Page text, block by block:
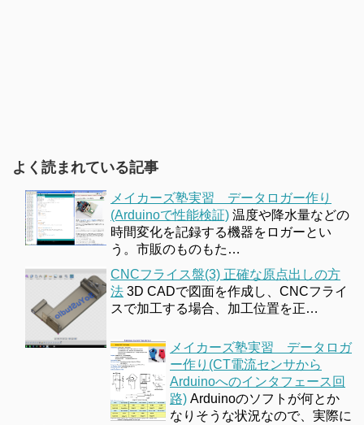
よく読まれている記事
メイカーズ塾実習 データロガー作り
(Arduinoで性能検証) 温度や降水量などの
時間変化を記録する機器をロガーとい
う。市販のものもた…
CNCフライス盤(3) 正確な原点出しの方
法 3D CADで図面を作成し、CNCフライ
スで加工する場合、加工位置を正…
メイカーズ塾実習 データロガ
ー作り(CT電流センサから
Arduinoへのインタフェース回
路) Arduinoのソフトが何とか
なりそうな状況なので、実際に